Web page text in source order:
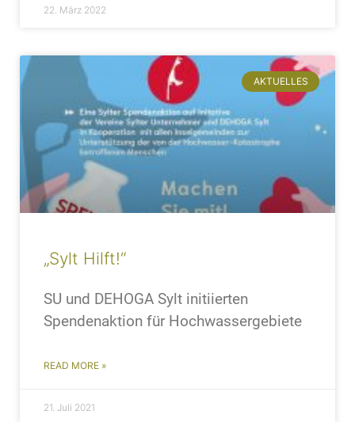
22. März 2022
AKTUELLES
„Sylt Hilft!“
SU und DEHOGA Sylt initiierten
Spendenaktion für Hochwassergebiete
READ MORE »
21. Juli 2021